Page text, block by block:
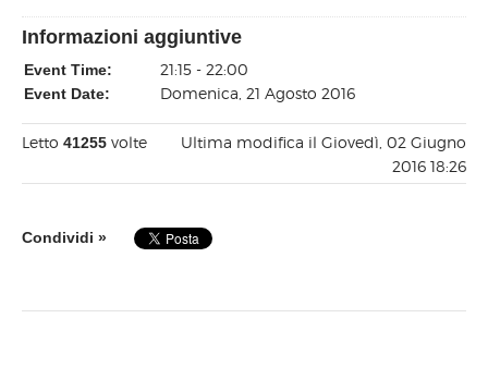
Informazioni aggiuntive
Event Time: 21:15 - 22:00
Event Date: Domenica, 21 Agosto 2016
Letto 41255 volte
Ultima modifica il Giovedì, 02 Giugno
2016 18:26
Condividi »